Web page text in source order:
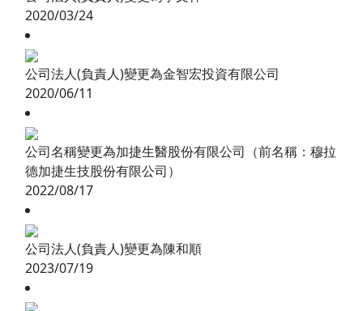
2020/03/24
公司法人(負責人)變更為金智宏投資有限公司
2020/06/11
公司名稱變更為加捷生醫股份有限公司（前名稱：穆拉
德加捷生技股份有限公司）
2022/08/17
公司法人(負責人)變更為陳和順
2023/07/19